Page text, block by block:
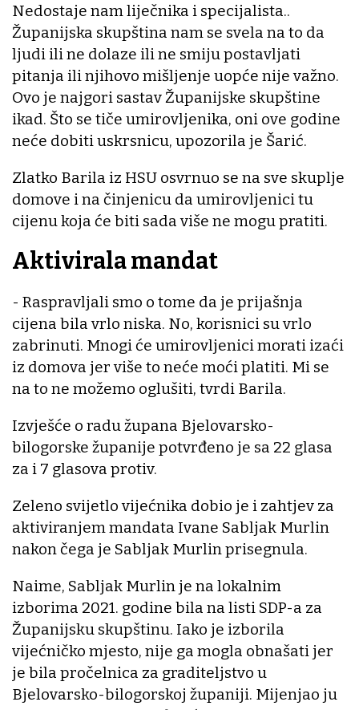
Nedostaje nam liječnika i specijalista..
Županijska skupština nam se svela na to da
ljudi ili ne dolaze ili ne smiju postavljati
pitanja ili njihovo mišljenje uopće nije važno.
Ovo je najgori sastav Županijske skupštine
ikad. Što se tiče umirovljenika, oni ove godine
neće dobiti uskrsnicu, upozorila je Šarić.
Zlatko Barila iz HSU osvrnuo se na sve skuplje
domove i na činjenicu da umirovljenici tu
cijenu koja će biti sada više ne mogu pratiti.
Aktivirala mandat
- Raspravljali smo o tome da je prijašnja
cijena bila vrlo niska. No, korisnici su vrlo
zabrinuti. Mnogi će umirovljenici morati izaći
iz domova jer više to neće moći platiti. Mi se
na to ne možemo oglušiti, tvrdi Barila.
Izvješće o radu župana Bjelovarsko-
bilogorske županije potvrđeno je sa 22 glasa
za i 7 glasova protiv.
Zeleno svijetlo vijećnika dobio je i zahtjev za
aktiviranjem mandata Ivane Sabljak Murlin
nakon čega je Sabljak Murlin prisegnula.
Naime, Sabljak Murlin je na lokalnim
izborima 2021. godine bila na listi SDP-a za
Županijsku skupštinu. Iako je izborila
vijećničko mjesto, nije ga mogla obnašati jer
je bila pročelnica za graditeljstvo u
Bjelovarsko-bilogorskoj županiji. Mijenjao ju